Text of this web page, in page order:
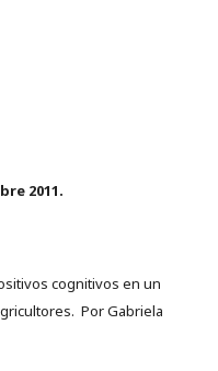
2011.
cognitivos en un
Por Gabriela